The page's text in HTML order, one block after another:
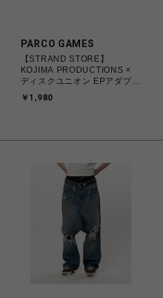
PARCO GAMES
【STRAND STORE】
KOJIMA PRODUCTIONS ×
ディスクユニオン EPアダプタ
￥1,980